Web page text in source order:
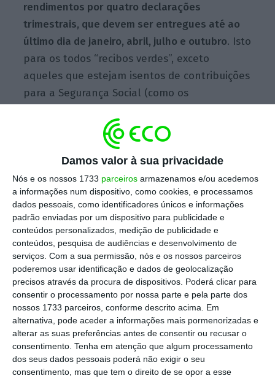
Damos valor à sua privacidade
Nós e os nossos 1733 parceiros armazenamos e/ou acedemos
a informações num dispositivo, como cookies, e processamos
dados pessoais, como identificadores únicos e informações
padrão enviadas por um dispositivo para publicidade e
conteúdos personalizados, medição de publicidade e
conteúdos, pesquisa de audiências e desenvolvimento de
serviços. Com a sua permissão, nós e os nossos parceiros
poderemos usar identificação e dados de geolocalização
precisos através da procura de dispositivos. Poderá clicar para
consentir o processamento por nossa parte e pela parte dos
nossos 1733 parceiros, conforme descrito acima. Em
alternativa, pode aceder a informações mais pormenorizadas e
alterar as suas preferências antes de consentir ou recusar o
consentimento. Tenha em atenção que algum processamento
dos seus dados pessoais poderá não exigir o seu
consentimento, mas que tem o direito de se opor a esse
rendimentos por quatro declarações
trimestrais, que devem ser entregues até ao
último dia de janeiro, abril, julho e outubro. Isto
para os todos “recibos verdes”, exceto
aqueles que estejam isentos de contribuições
para a Segurança Social (como os
contabilidade organizada. Esses últimos
tiveram à sua disposição a opção de
continuar a entregar a declaração de
rendimentos anualmente,o que foi escolhido
pela grande maioria dos portugueses nessas
condições.
Fim da isenção nos recibos verdes apanha oito mil
pessoas
Ler Mais
De acordo com a secretária de Estado da
Segurança Social,a introdução de declarações
trimestrais serviu para “aproximar o